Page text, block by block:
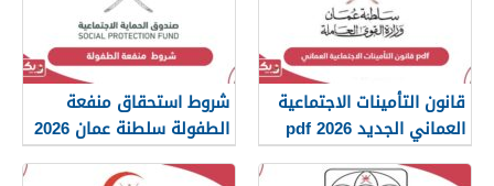
قانون التأمينات الاجتماعية
العماني الجديد 2026 pdf
شروط استحقاق منفعة
الطفولة سلطنة عمان 2026